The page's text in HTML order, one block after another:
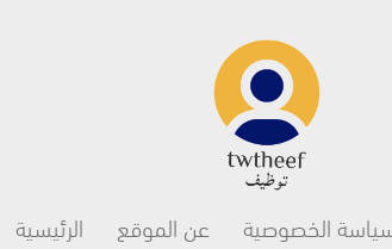
Main navigation
الرئيسية عن الموقع الخصوصية